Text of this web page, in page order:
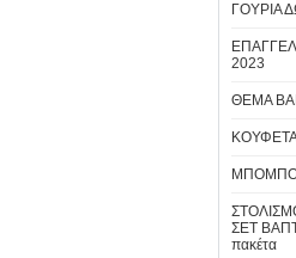
ΓΟΥΡΙΑ
2023
ΘΕΜΑ
ΣΕΤ
πακέτα